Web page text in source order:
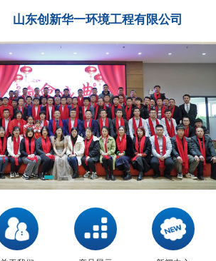
山东创新华一环境工程有限公司